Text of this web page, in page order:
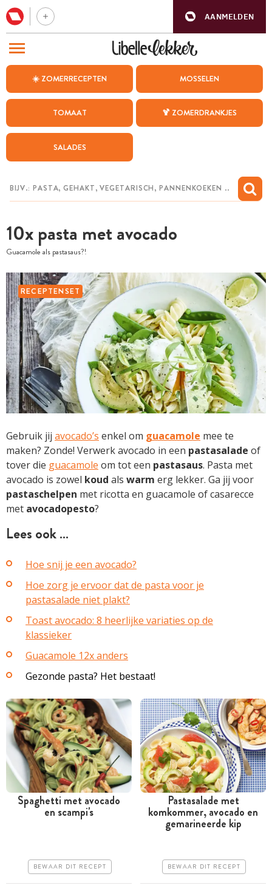
AANMELDEN
☀️ ZOMERRECEPTEN MOSSELEN
TOMAAT 🍹 ZOMERDRANKJES
SALADES
10x pasta met avocado
Guacamole als pastasaus?!
RECEPTENSET
Gebruik jij avocado’s enkel om guacamole mee te
maken? Zonde! Verwerk avocado in een pastasalade of
tover die guacamole om tot een pastasaus. Pasta met
avocado is zowel koud als warm erg lekker. Ga jij voor
pastaschelpen met ricotta en guacamole of casarecce
met avocadopesto?
Lees ook …
Hoe snij je een avocado?
Hoe zorg je ervoor dat de pasta voor je
pastasalade niet plakt?
Toast avocado: 8 heerlijke variaties op de
klassieker
Guacamole 12x anders
Gezonde pasta? Het bestaat!
Tussen 30 minuten en 1
Spaghetti met avocado
en scampi's
BEWAAR DIT RECEPT
Tussen 30 minuten en 1
Pastasalade met
komkommer, avocado en
gemarineerde kip
BEWAAR DIT RECEPT
BEZOEK ONZE ANDERE WEBSITES
WEEKMENU
CHAT MET MAIA
MIJN BEWAARDE RECEPTEN